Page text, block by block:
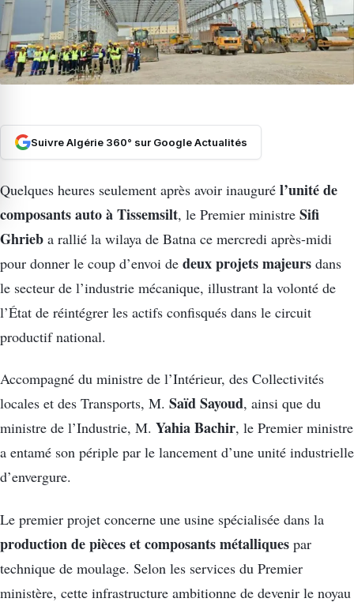
Suivre Algérie 360° sur Google Actualités
Quelques heures seulement après avoir inauguré l’unité de
composants auto à Tissemsilt, le Premier ministre Sifi
Ghrieb a rallié la wilaya de Batna ce mercredi après-midi
pour donner le coup d’envoi de deux projets majeurs dans
le secteur de l’industrie mécanique, illustrant la volonté de
l’État de réintégrer les actifs confisqués dans le circuit
productif national.
Accompagné du ministre de l’Intérieur, des Collectivités
locales et des Transports, M. Saïd Sayoud, ainsi que du
ministre de l’Industrie, M. Yahia Bachir, le Premier ministre
a entamé son périple par le lancement d’une unité industrielle
d’envergure.
Le premier projet concerne une usine spécialisée dans la
production de pièces et composants métalliques par
technique de moulage. Selon les services du Premier
ministère, cette infrastructure ambitionne de devenir le noyau